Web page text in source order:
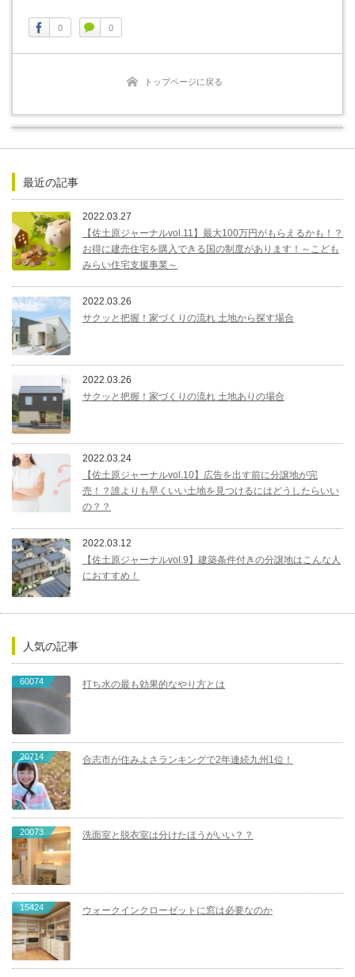
0 0
トップページに戻る
最近の記事
2022.03.27
【佐土原ジャーナルvol.11】最大100万円がもらえるかも！？
お得に建売住宅を購入できる国の制度があります！～こども
みらい住宅支援事業～
2022.03.26
サクッと把握！家づくりの流れ 土地から探す場合
2022.03.26
サクッと把握！家づくりの流れ 土地ありの場合
2022.03.24
【佐土原ジャーナルvol.10】広告を出す前に分譲地が完
売！？誰よりも早くいい土地を見つけるにはどうしたらいい
の？？
2022.03.12
【佐土原ジャーナルvol.9】建築条件付きの分譲地はこんな人
におすすめ！
人気の記事
60074 打ち水の最も効果的なやり方とは
20714 合志市が住みよさランキングで2年連続九州1位！
20073 洗面室と脱衣室は分けたほうがいい？？
15424 ウォークインクローゼットに窓は必要なのか